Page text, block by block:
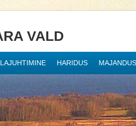
VALD
HARIDUS MAJANDUS